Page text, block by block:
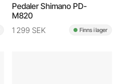
Pedaler Shimano PD-
M820
1 299 SEK Finns i lager